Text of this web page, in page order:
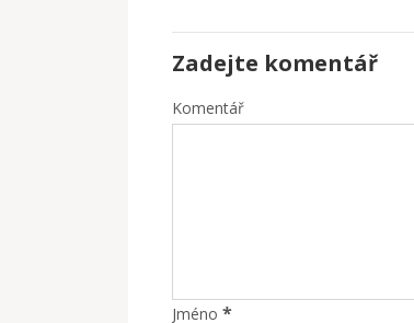
Zadejte komentář
Komentář
Jméno *